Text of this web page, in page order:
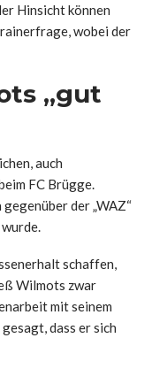
Hinsicht können
wobei der
„gut
auch
FC Brügge.
der „WAZ“
schaffen,
Wilmots zwar
mit seinem
dass er sich